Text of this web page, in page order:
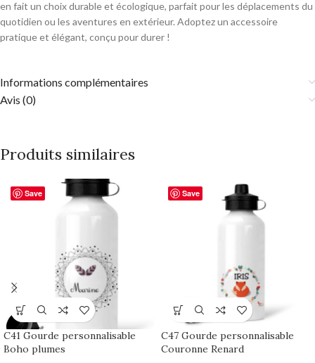
en fait un choix durable et écologique, parfait pour les déplacements du
quotidien ou les aventures en extérieur. Adoptez un accessoire
pratique et élégant, conçu pour durer !
Informations complémentaires
Avis (0)
Produits similaires
Save
C41 Gourde personnalisable
Boho plumes
Save
C47 Gourde personnalisable
Couronne Renard